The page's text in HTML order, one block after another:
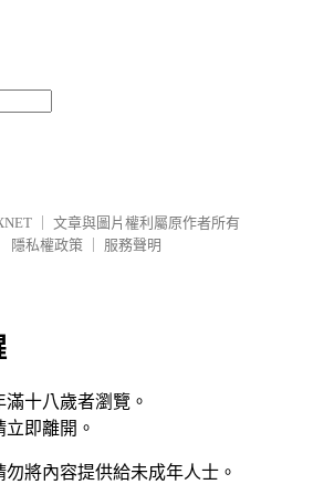
文章與圖片權利屬原作者所有
隱私權政策
服務聲明
十八歲者瀏覽。
即離開。
將內容提供給未成年人士。